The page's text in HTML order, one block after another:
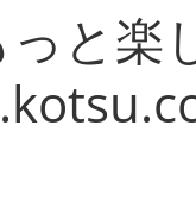
と楽